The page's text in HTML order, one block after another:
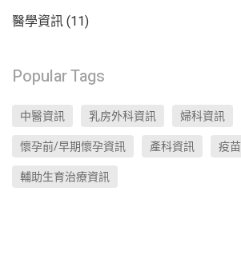
醫學資訊(11)
Popular Tags
中醫資訊 乳房外科資訊
婦科資訊
懷孕前/早期懷孕資訊
產科資訊
疫
輔助生育治療資訊